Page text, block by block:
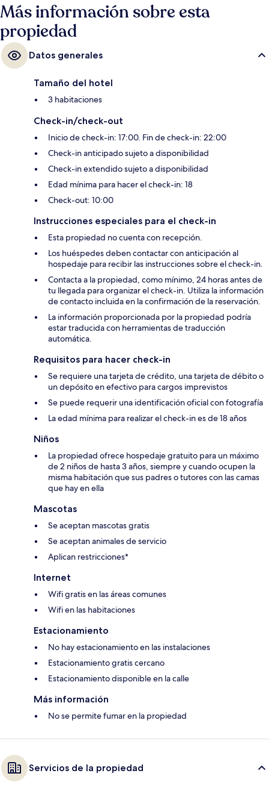
Más información sobre esta
propiedad
Datos generales
Tamaño del hotel
3 habitaciones
Check-in/check-out
Inicio de check-in: 17:00. Fin de check-in: 22:00
Check-in anticipado sujeto a disponibilidad
Check-in extendido sujeto a disponibilidad
Edad mínima para hacer el check-in: 18
Check-out: 10:00
Instrucciones especiales para el check-in
Esta propiedad no cuenta con recepción.
Los huéspedes deben contactar con anticipación al
hospedaje para recibir las instrucciones sobre el check-in.
Contacta a la propiedad, como mínimo, 24 horas antes de
tu llegada para organizar el check-in. Utiliza la información
de contacto incluida en la confirmación de la reservación.
La información proporcionada por la propiedad podría
estar traducida con herramientas de traducción
automática.
Requisitos para hacer check-in
Se requiere una tarjeta de crédito, una tarjeta de débito o
un depósito en efectivo para cargos imprevistos
Se puede requerir una identificación oficial con fotografía
La edad mínima para realizar el check-in es de 18 años
Niños
La propiedad ofrece hospedaje gratuito para un máximo
de 2 niños de hasta 3 años, siempre y cuando ocupen la
misma habitación que sus padres o tutores con las camas
que hay en ella
Mascotas
Se aceptan mascotas gratis
Se aceptan animales de servicio
Aplican restricciones*
Internet
Wifi gratis en las áreas comunes
Wifi en las habitaciones
Estacionamiento
No hay estacionamiento en las instalaciones
Estacionamiento gratis cercano
Estacionamiento disponible en la calle
Más información
No se permite fumar en la propiedad
Servicios de la propiedad